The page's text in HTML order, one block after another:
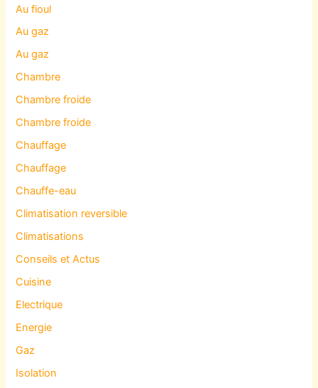
Au fioul
Au gaz
Au gaz
Chambre
Chambre froide
Chambre froide
Chauffage
Chauffage
Chauffe-eau
Climatisation reversible
Climatisations
Conseils et Actus
Cuisine
Electrique
Energie
Gaz
Isolation